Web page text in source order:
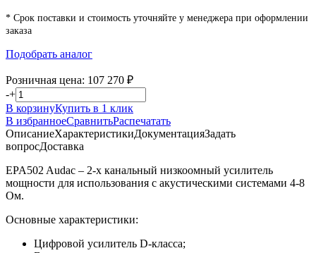
* Срок поставки и стоимость уточняйте у менеджера при оформлении
заказа
Подобрать аналог
Розничная цена: 107 270 ₽
-+
В корзинуКупить в 1 клик
В избранноеСравнитьРаспечатать
ОписаниеХарактеристикиДокументацияЗадать
вопросДоставка
EPA502 Audac – 2-х канальный низкоомный усилитель
мощности для использования с акустическими системами 4-8
Ом.
Основные характеристики:
Цифровой усилитель D-класса;